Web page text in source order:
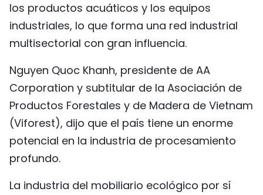
los productos acuáticos y los equipos
industriales, lo que forma una red industrial
multisectorial con gran influencia.
Nguyen Quoc Khanh, presidente de AA
Corporation y subtitular de la Asociación de
Productos Forestales y de Madera de Vietnam
(Viforest), dijo que el país tiene un enorme
potencial en la industria de procesamiento
profundo.
La industria del mobiliario ecológico por sí